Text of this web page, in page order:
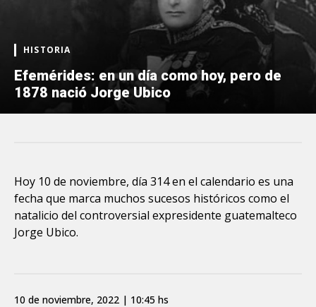
HISTORIA
Efemérides: en un día como hoy, pero de
1878 nació Jorge Ubico
Hoy 10 de noviembre, día 314 en el calendario es una
fecha que marca muchos sucesos históricos como el
natalicio del controversial expresidente guatemalteco
Jorge Ubico.
10 de noviembre, 2022 | 10:45 hs